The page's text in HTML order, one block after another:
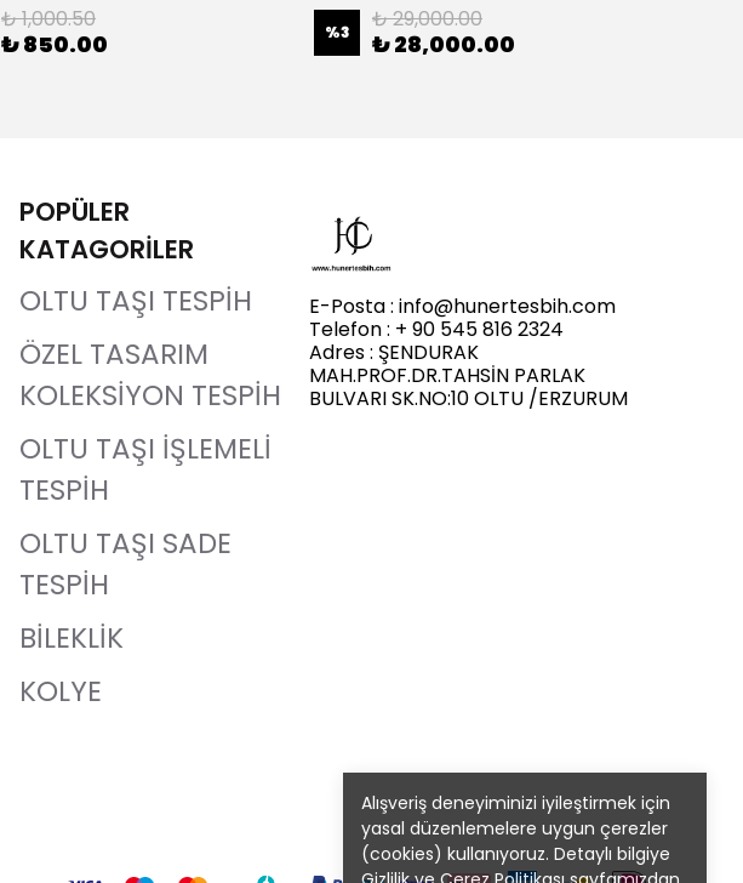
Alışveriş deneyiminizi iyileştirmek için
yasal düzenlemelere uygun çerezler
(cookies) kullanıyoruz. Detaylı bilgiye
₺ 1,000.50
₺ 850.00 %3 ₺ 29,000.00
₺ 28,000.00
POPÜLER
KATAGORİLER
OLTU TAŞI TESPİH
ÖZEL TASARIM
KOLEKSİYON TESPİH
OLTU TAŞI İŞLEMELİ
TESPİH
OLTU TAŞI SADE
TESPİH
BİLEKLİK
KOLYE
E-Posta : info@hunertesbih.com
Telefon : + 90 545 816 2324
Adres : ŞENDURAK
MAH.PROF.DR.TAHSİN PARLAK
BULVARI SK.NO:10 OLTU /ERZURUM